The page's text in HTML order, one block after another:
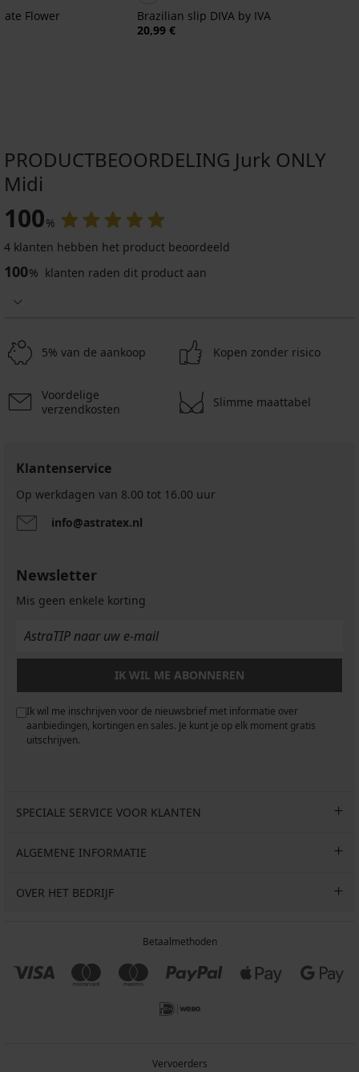
Flower
Brazilian slip DIVA by IVA
20,99 €
PRODUCTBEOORDELING Jurk ONLY
Midi
100%
4 klanten hebben het product beoordeeld
100% klanten raden dit product aan
5% van de aankoop Kopen zonder risico
Voordelige
verzendkosten
Slimme maattabel
Klantenservice
Op werkdagen van 8.00 tot 16.00 uur
info@astratex.nl
Newsletter
Mis geen enkele korting
IK WIL ME ABONNEREN
Ik wil me inschrijven voor de nieuwsbrief met informatie over
aanbiedingen, kortingen en sales. Je kunt je op elk moment gratis
uitschrijven.
SPECIALE SERVICE VOOR KLANTEN
ALGEMENE INFORMATIE
OVER HET BEDRIJF
Betaalmethoden
Vervoerders